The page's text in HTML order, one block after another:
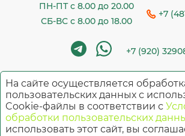
ПН-ПТ с 8.00 до 20.00
СБ-ВС с 8.00 до 18.00
+7
+7 (920)
Имеются противопоказания.
консультация
На сайте осуществляется
пользовательских данных с
Cookie-файлы в соответствии с
обработки пользовательских
использовать этот сайт, вы